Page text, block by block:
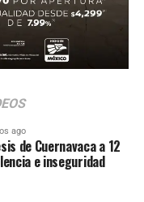
ago
de Cuernavaca a 12
e inseguridad